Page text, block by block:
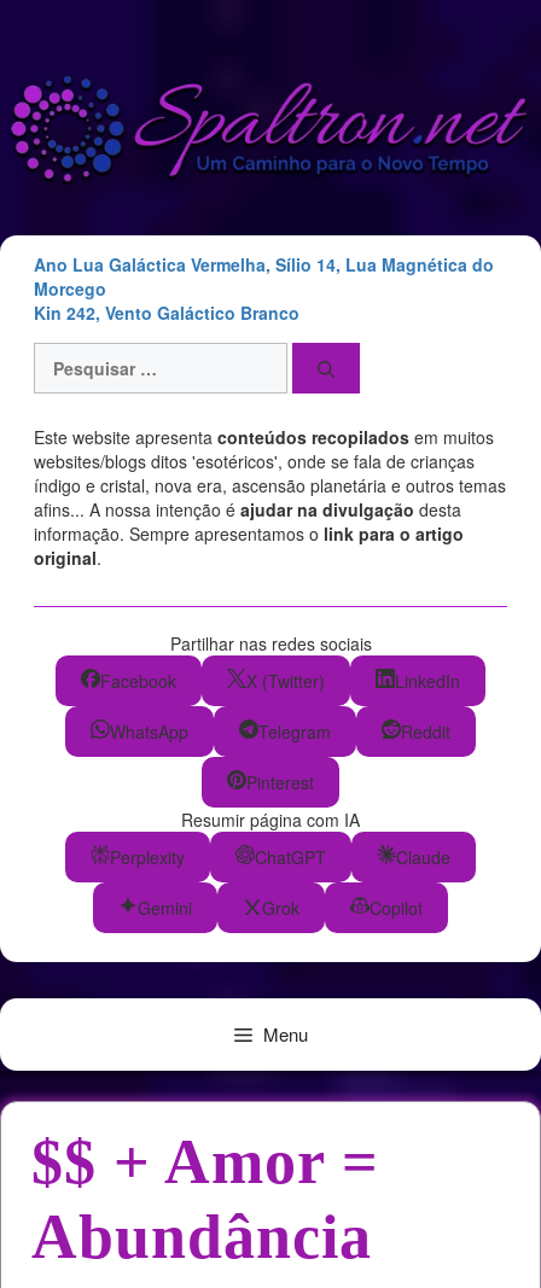
conteúdo
Ano Lua Galáctica Vermelha, Sílio 14, Lua Magnética do
Morcego
Kin 242, Vento Galáctico Branco
por:
Este website apresenta conteúdos recopilados em muitos
websites/blogs ditos 'esotéricos', onde se fala de crianças
índigo e cristal, nova era, ascensão planetária e outros temas
afins... A nossa intenção é ajudar na divulgação desta
informação. Sempre apresentamos o link para o artigo
original.
Partilhar nas redes sociais
Facebook
X (Twitter) LinkedIn
WhatsApp Telegram Reddit
Pinterest
Resumir página com IA
Perplexity
ChatGPT Claude
Gemini Grok Copilot
Menu
$$ + Amor =
Abundância